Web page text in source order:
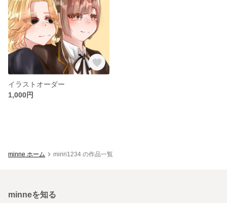
イラストオーダー
1,000円
minne ホーム miriri1234 の作品一覧
minneを知る